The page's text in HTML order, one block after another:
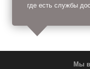
где есть службы
Мы в